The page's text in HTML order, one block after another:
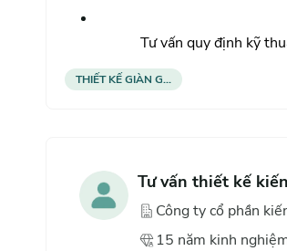
Tư vấn quy định kỹ
THIẾT KẾ GIÀN G...
Tư vấn thiết kế
Công ty cổ phần
15 năm kinh